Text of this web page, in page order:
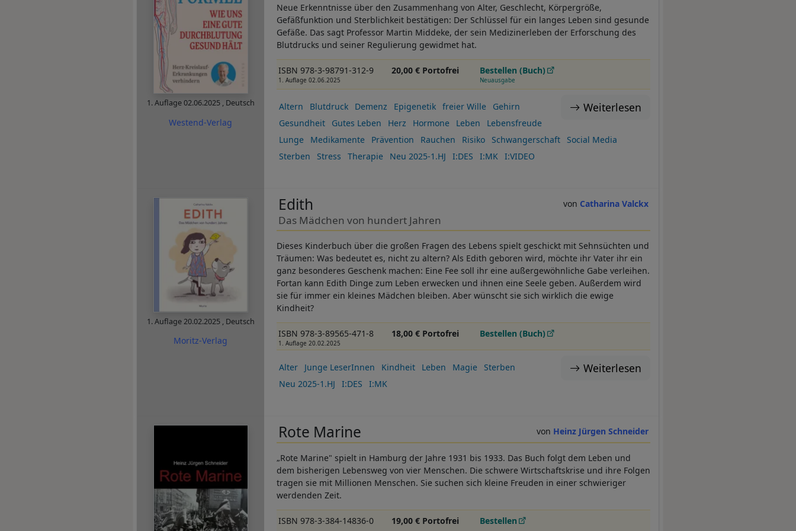
1. Auflage02.06.2025 , Deutsch
Westend-Verlag
Neue Erkenntnisse über den Zusammenhang von Alter, Geschlecht, Körpergröße,
Gefäßfunktion und Sterblichkeit bestätigen: Der Schlüssel für ein langes Leben sind gesunde
Gefäße. Das sagt Professor Martin Middeke, der sein Medizinerleben der Erforschung des
Blutdrucks und seiner Regulierung gewidmet hat.
ISBN 978-3-98791-312-9
1. Auflage 02.06.2025
20,00 € Portofrei Bestellen (Buch)
Neuausgabe
Weiterlesen
Altern Blutdruck Demenz Epigenetik freier Wille
Gehirn
Gesundheit
Gutes Leben Herz Hormone Leben
Lebensfreude
Lunge
Medikamente Prävention Rauchen Risiko Schwangerschaft
Social Media
Sterben
Stress Therapie Neu 2025-1.HJ I:DES I:MK I:VIDEO
1. Auflage20.02.2025 , Deutsch
Moritz-Verlag
Catharina Valckx
Edith
Das Mädchen von hundert Jahren
Dieses Kinderbuch über die großen Fragen des Lebens spielt geschickt mit Sehnsüchten und
Träumen: Was bedeutet es, nicht zu altern? Als Edith geboren wird, möchte ihr Vater ihr ein
ganz besonderes Geschenk machen: Eine Fee soll ihr eine außergewöhnliche Gabe verleihen.
Fortan kann Edith Dinge zum Leben erwecken und ihnen eine Seele geben. Außerdem wird
sie für immer ein kleines Mädchen bleiben. Aber wünscht sie sich wirklich die ewige
Kindheit?
ISBN 978-3-89565-471-8
1. Auflage 20.02.2025
18,00 € Portofrei Bestellen (Buch)
Weiterlesen
Alter Junge LeserInnen Kindheit Leben Magie
Sterben
Neu 2025-1.HJ
I:DES I:MK
Heinz Jürgen Schneider
Rote Marine
„Rote Marine" spielt in Hamburg der Jahre 1931 bis 1933. Das Buch folgt dem Leben und
dem bisherigen Lebensweg von vier Menschen. Die schwere Wirtschaftskrise und ihre Folgen
tragen sie mit Millionen Menschen. Sie suchen sich kleine Freuden in einer schwieriger
werdenden Zeit.
ISBN 978-3-384-14836-0 19,00 € Portofrei Bestellen